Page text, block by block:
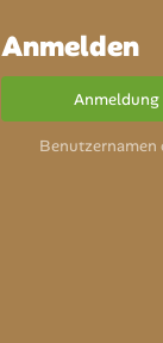
Anmelden
Anmeldung
Benutzernamen